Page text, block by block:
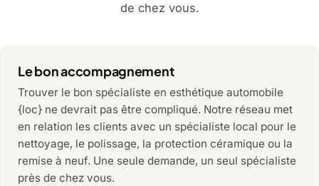
de chez vous.
Le bon accompagnement
Trouver le bon spécialiste en esthétique automobile
{loc} ne devrait pas être compliqué. Notre réseau met
en relation les clients avec un spécialiste local pour le
nettoyage, le polissage, la protection céramique ou la
remise à neuf. Une seule demande, un seul spécialiste
près de chez vous.